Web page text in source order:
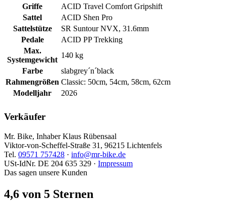
Griffe
ACID Travel Comfort Gripshift
Sattel
ACID Shen Pro
Sattelstütze
SR Suntour NVX, 31.6mm
Pedale
ACID PP Trekking
Max.
Systemgewicht
140 kg
Farbe
slabgrey´n´black
Rahmengrößen Classic: 50cm, 54cm, 58cm, 62cm
Modelljahr
2026
Verkäufer
Mr. Bike, Inhaber Klaus Rübensaal
Viktor-von-Scheffel-Straße 31, 96215 Lichtenfels
Tel. 09571 757428 · info@mr-bike.de
USt-IdNr. DE 204 635 329 · Impressum
Das sagen unsere Kunden
4,6 von 5 Sternen